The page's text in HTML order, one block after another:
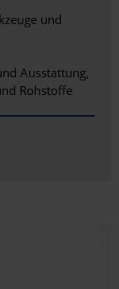
und
Ausstattung
Rohstoffe